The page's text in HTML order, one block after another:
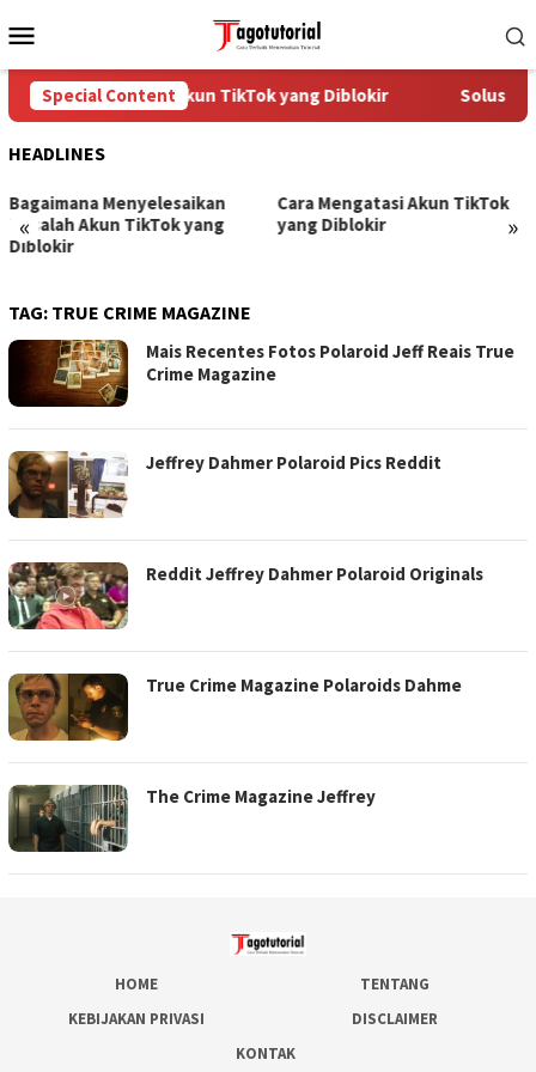
to
Menu
Special Content
Cara Mengatasi Akun TikTok yang Diblokir Solusi
HEADLINES
« »
Bagaimana Menyelesaikan
Masalah Akun TikTok yang
Diblokir
Cara Mengatasi Akun TikTok
yang Diblokir
TAG: TRUE CRIME MAGAZINE
Mais Recentes Fotos Polaroid Jeff Reais True
Crime Magazine
Jeffrey Dahmer Polaroid Pics Reddit
Reddit Jeffrey Dahmer Polaroid Originals
True Crime Magazine Polaroids Dahme
The Crime Magazine Jeffrey
HOME
TENTANG
KEBIJAKAN PRIVASI
DISCLAIMER
KONTAK